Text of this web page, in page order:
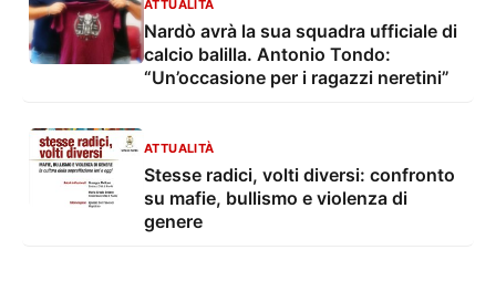
ATTUALITÀ
Nardò avrà la sua squadra ufficiale di
calcio balilla. Antonio Tondo:
“Un’occasione per i ragazzi neretini”
ATTUALITÀ
Stesse radici, volti diversi: confronto
su mafie, bullismo e violenza di
genere